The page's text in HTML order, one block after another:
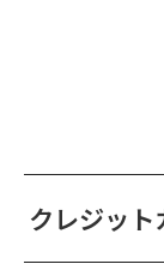
クレジット